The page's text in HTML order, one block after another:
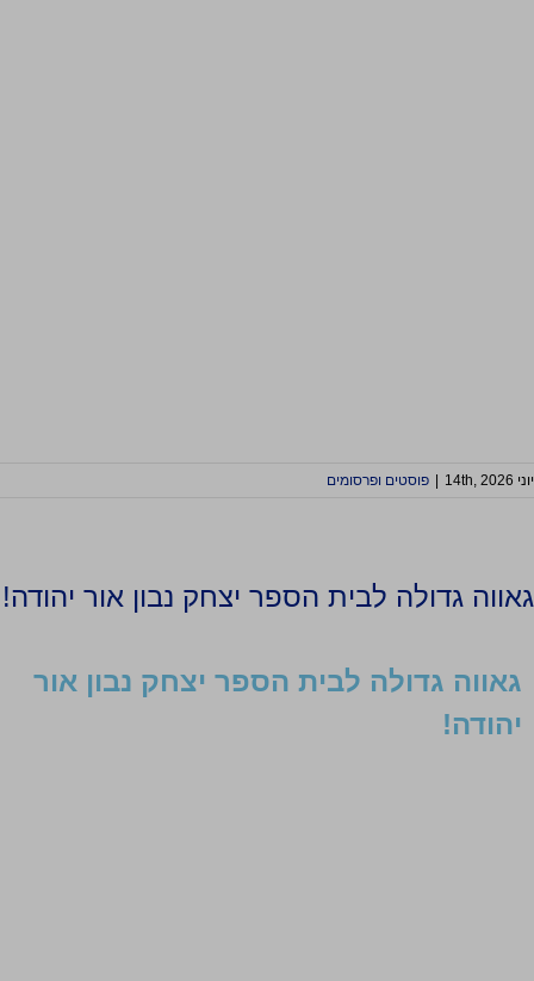
יוני 14th, 2026 פוסטים ופרסומים
גאווה גדולה לבית הספר יצחק נבון אור יהודה!
גאווה גדולה לבית הספר יצחק נבון אור
יהודה!